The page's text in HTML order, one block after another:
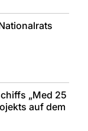
„Med 25
auf dem